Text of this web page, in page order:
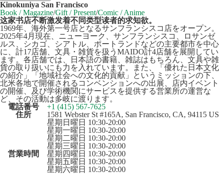
+
−
Kinokuniya San Francisco
Book / Magazine/Gift / Present/Comic / Anime
这家书店不断激发着不同类型读者的求知欲。
1969年、海外第一号店となるサンフランシスコ店をオープン。
2025年4月現在、ニューヨーク、サンフランシスコ、ロサンゼ
ルス、シカゴ、シアトル、ポートランドなどの主要都市を中心
に、計17店舗、文具・雑貨を扱うMAIDO計4店舗を展開してい
ます。各店舗では、日本語の書籍、雑誌はもちろん、文具や雑
貨の取り扱いにも力を入れています。また、「優れた日本文化
の紹介」「地域社会への文化的貢献」というミッションの下、
北米各地で開催されるコンベンションへの出展、店内イベント
の開催、及び学術機関にサービスを提供する営業所の運営な
ど、その活動は多岐に渡ります。
電話番号
+1 (415) 567-7625
住所
1581 Webster St #165A, San Francisco, CA, 94115 US
営業時間
星期日曜日 10:30-20:00
星期一曜日 10:30-20:00
星期二曜日 10:30-20:00
星期三曜日 10:30-20:00
星期四曜日 10:30-20:00
星期五曜日 10:30-20:00
星期六曜日 10:30-20:00